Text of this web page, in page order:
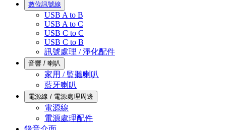
數位訊號線
USB A to B
USB A to C
USB C to C
USB C to B
訊號處理 / 淨化配件
音響 / 喇叭
家用 / 監聽喇叭
藍牙喇叭
電源線 / 電源處理周邊
電源線
電源處理配件